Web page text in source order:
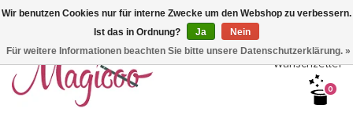
Wir haben Betriebsferien, daher können Sie derzeit nicht
bestellen.
Wunschzettel
0
Wir benutzen Cookies nur für interne Zwecke um den Webshop zu verbessern.
Ist das in Ordnung?
Ja
Nein
Für weitere Informationen beachten Sie bitte unsere Datenschutzerklärung. »